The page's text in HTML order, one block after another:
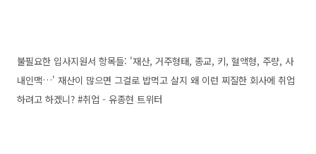
불필요한 입사지원서 항목들: '재산, 거주형태, 종교, 키, 혈액형, 주량, 사
내인맥…' 재산이 많으면 그걸로 밥먹고 살지 왜 이런 찌질한 회사에 취업
하려고 하겠니? #취업 - 유종현 트위터